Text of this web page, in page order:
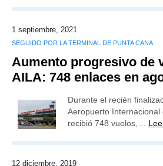
1 septiembre, 2021
SEGUIDO POR LA TERMINAL DE PUNTA CANA
Aumento progresivo de
AILA: 748 enlaces en
Durante el recién
Aeropuerto Internacional
recibió 748 vuelos,…
12 diciembre, 2019